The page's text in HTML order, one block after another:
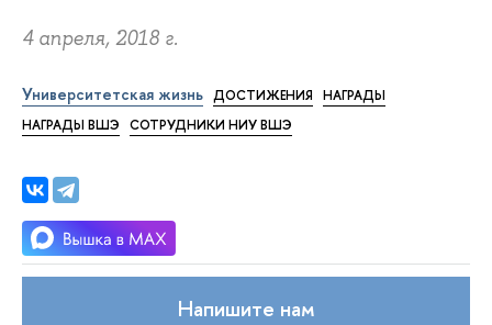
4 апреля, 2018 г.
Университетская жизнь ДОСТИЖЕНИЯ
НАГРАДЫ
НАГРАДЫ ВШЭ
СОТРУДНИКИ НИУ ВШЭ
Напишите нам